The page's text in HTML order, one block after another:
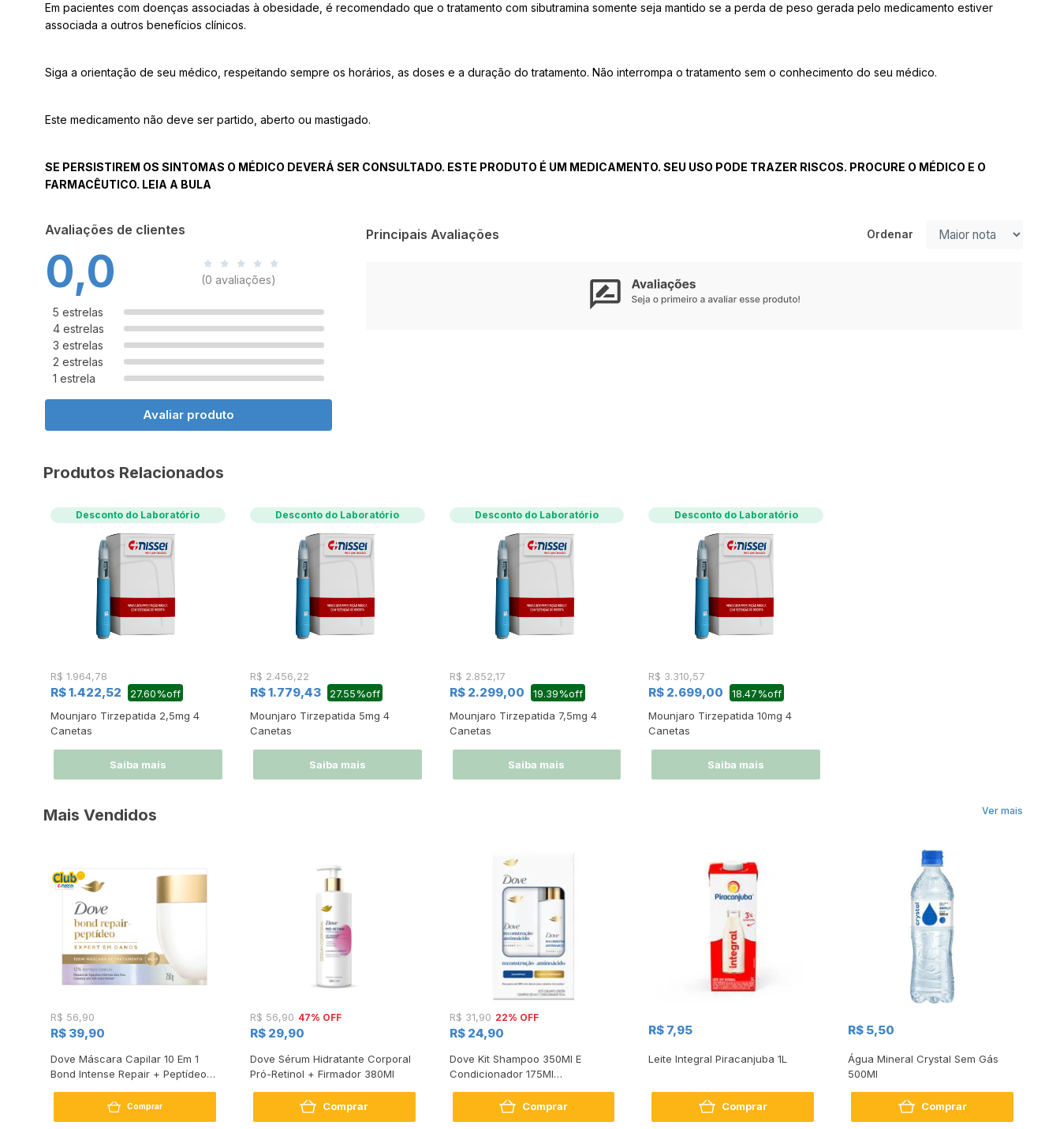
Em pacientes com doenças associadas à obesidade, é recomendado que o tratamento com sibutramina somente seja mantido se a perda de peso gerada pelo medicamento estiver
associada a outros benefícios clínicos.
Siga a orientação de seu médico, respeitando sempre os horários, as doses e a duração do tratamento. Não interrompa o tratamento sem o conhecimento do seu médico.
Este medicamento não deve ser partido, aberto ou mastigado.
SE PERSISTIREM OS SINTOMAS O MÉDICO DEVERÁ SER CONSULTADO. ESTE PRODUTO É UM MEDICAMENTO. SEU USO PODE TRAZER RISCOS. PROCURE O MÉDICO E O
FARMACÊUTICO. LEIA A BULA
Avaliações de clientes
0,0 (0 avaliações)
5 estrelas
4 estrelas
3 estrelas
2 estrelas
1 estrela
Avaliar produto
Principais Avaliações Ordenar
Produtos Relacionados
Desconto do Laboratório
R$ 1.964,78
R$ 1.422,52 27.60%off
Mounjaro Tirzepatida 2,5mg 4
Canetas
Saiba mais
Desconto do Laboratório
R$ 2.456,22
R$ 1.779,43 27.55%off
Mounjaro Tirzepatida 5mg 4
Canetas
Saiba mais
Desconto do Laboratório
R$ 2.852,17
R$ 2.299,00 19.39%off
Mounjaro Tirzepatida 7,5mg 4
Canetas
Saiba mais
Desconto do Laboratório
R$ 3.310,57
R$ 2.699,00 18.47%off
Mounjaro Tirzepatida 10mg 4
Canetas
Saiba mais
Ver mais
Mais Vendidos
R$ 56,90
R$ 39,90
Dove Máscara Capilar 10 Em 1
Bond Intense Repair + Peptídeo
Comprar
R$ 56,90 47% OFF
R$ 29,90
Dove Sérum Hidratante Corporal
Pró-Retinol + Firmador 380Ml
Comprar
R$ 31,90 22% OFF
R$ 24,90
Dove Kit Shampoo 350Ml E
Condicionador 175Ml
Comprar
R$ 7,95
Leite Integral Piracanjuba 1L
Comprar
R$ 5,50
Água Mineral Crystal Sem Gás
500Ml
Comprar